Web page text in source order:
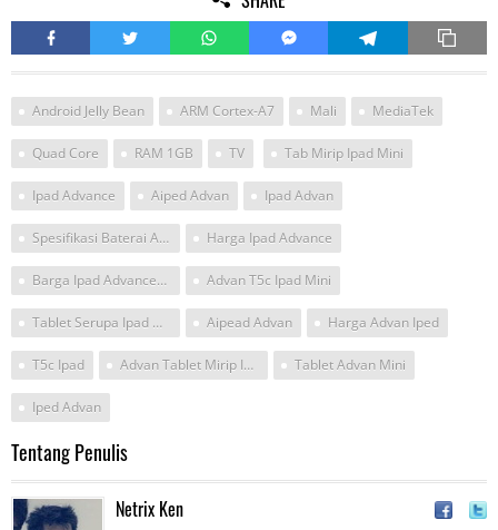
Android Jelly Bean ARM Cortex-A7 Mali MediaTek
Quad Core RAM 1GB TV Tab Mirip Ipad Mini
Ipad Advance Aiped Advan Ipad Advan
Spesifikasi Baterai Advan T5c Harga Ipad Advance
Barga Ipad Advances T Advan T5c Ipad Mini
Tablet Serupa Ipad Mini Aipead Advan Harga Advan Iped
T5c Ipad Advan Tablet Mirip Ipad Tablet Advan Mini
Iped Advan
Tentang Penulis
Netrix Ken